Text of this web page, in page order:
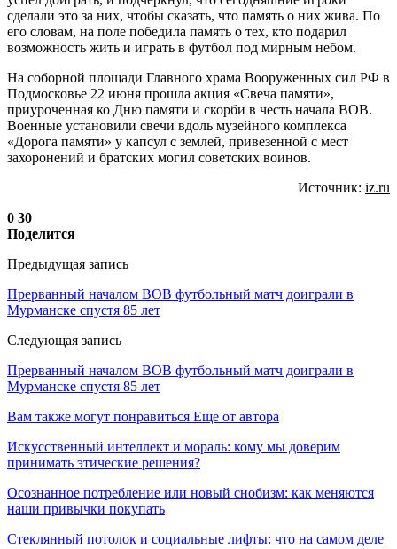
сделали это за них, чтобы сказать, что память о них жива. По
его словам, на поле победила память о тех, кто подарил
возможность жить и играть в футбол под мирным небом.
На соборной площади Главного храма Вооруженных сил РФ в
Подмосковье 22 июня прошла акция «Свеча памяти»,
приуроченная ко Дню памяти и скорби в честь начала ВОВ.
Военные установили свечи вдоль музейного комплекса
«Дорога памяти» у капсул с землей, привезенной с мест
захоронений и братских могил советских воинов.
Источник: iz.ru
0 30
Поделится
Предыдущая запись
Прерванный началом ВОВ футбольный матч доиграли в
Мурманске спустя 85 лет
Следующая запись
Прерванный началом ВОВ футбольный матч доиграли в
Мурманске спустя 85 лет
Вам также могут понравиться Еще от автора
Искусственный интеллект и мораль: кому мы доверим
принимать этические решения?
Осознанное потребление или новый снобизм: как меняются
наши привычки покупать
Стеклянный потолок и социальные лифты: что на самом деле